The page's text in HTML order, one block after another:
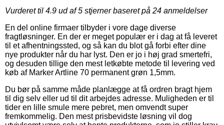
Vurderet til 4.9 ud af 5 stjerner baseret på 24 anmeldelser
En del online firmaer tilbyder i vore dage diverse
fragtløsninger. En der er meget populær er i dag at få leveret
til et afhentningssted, og så kan du blot gå forbi efter dine
nye produkter når du har lyst. Den er jo i høj grad smertefri,
og desuden tillige den mest letkøbte metode til levering ved
køb af Marker Artline 70 permanent grøn 1,5mm.
Du bør på samme måde planlægge at få ordren bragt hjem
til dig selv eller ud til dit arbejdes adresse. Muligheden er til
tider en lille smule mere pebret, men omvendt super
fremkommelig. Den mest prisbevidste løsning vil dog